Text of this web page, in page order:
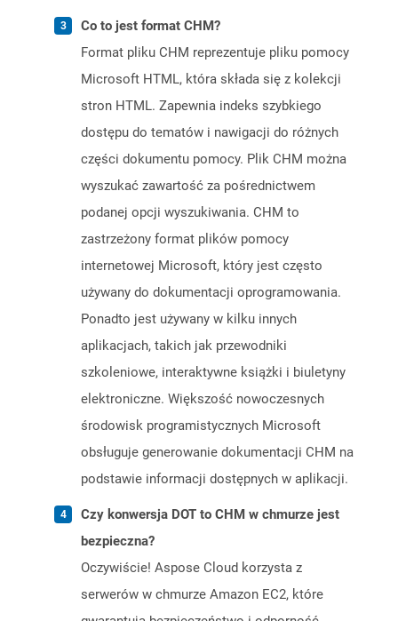
Co to jest format CHM?
Format pliku CHM reprezentuje pliku pomocy
Microsoft HTML, która składa się z kolekcji
stron HTML. Zapewnia indeks szybkiego
dostępu do tematów i nawigacji do różnych
części dokumentu pomocy. Plik CHM można
wyszukać zawartość za pośrednictwem
podanej opcji wyszukiwania. CHM to
zastrzeżony format plików pomocy
internetowej Microsoft, który jest często
używany do dokumentacji oprogramowania.
Ponadto jest używany w kilku innych
aplikacjach, takich jak przewodniki
szkoleniowe, interaktywne książki i biuletyny
elektroniczne. Większość nowoczesnych
środowisk programistycznych Microsoft
obsługuje generowanie dokumentacji CHM na
podstawie informacji dostępnych w aplikacji.
Czy konwersja DOT to CHM w chmurze jest
bezpieczna?
Oczywiście! Aspose Cloud korzysta z
serwerów w chmurze Amazon EC2, które